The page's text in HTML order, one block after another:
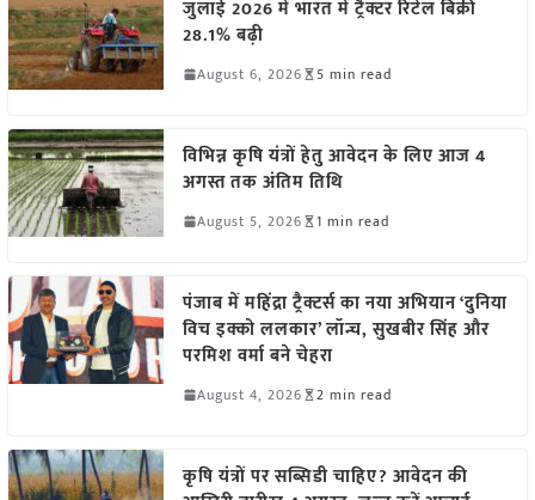
जुलाई 2026 में भारत में ट्रैक्टर रिटेल बिक्री
28.1% बढ़ी
August 6, 2026 5 min read
विभिन्न कृषि यंत्रों हेतु आवेदन के लिए आज 4
अगस्त तक अंतिम तिथि
August 5, 2026 1 min read
पंजाब में महिंद्रा ट्रैक्टर्स का नया अभियान ‘दुनिया
विच इक्को ललकार’ लॉन्च, सुखबीर सिंह और
परमिश वर्मा बने चेहरा
August 4, 2026 2 min read
कृषि यंत्रों पर सब्सिडी चाहिए? आवेदन की